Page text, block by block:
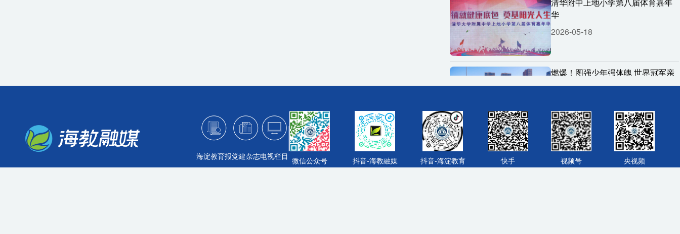
华
2026-05-18
燃爆！图强少年强体魄 世界冠军亲
临助阵
第三届红英少年商学院商业创新峰
会举行
海淀教育报党建杂志电视栏目 微信公众号 抖音-海教融媒 抖音-海淀教育 快手 视频号 央视频